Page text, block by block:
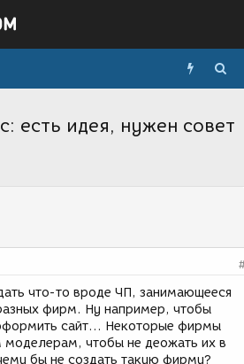
есть идея, нужен совет
что-то вроде ЧП, занимающееся
фирм. Ну например, чтобы
сайт... Некоторые фирмы
чтобы не деожать их в
бы не создать такую фирму?